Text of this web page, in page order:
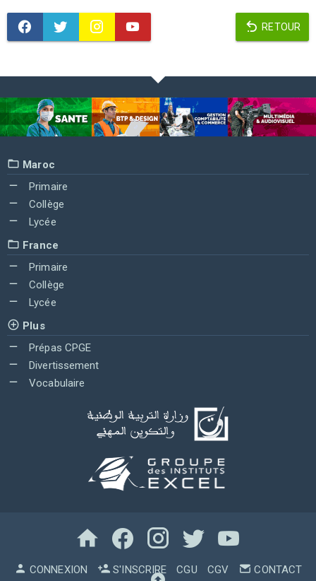
RETOUR
Maroc
Primaire
Collège
Lycée
France
Primaire
Collège
Lycée
Plus
Prépas CPGE
Divertissement
Vocabulaire
CONNEXION S'INSCRIRE CGU CGV CONTACT